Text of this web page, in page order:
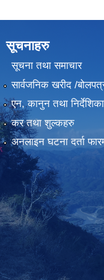
सूचनाहरु
सूचना तथा समाचार
सार्वजनिक खरीद /
एन, कानुन तथा निर्देशिका
कर तथा शुल्कहरु
अनलाइन घटना दर्ता